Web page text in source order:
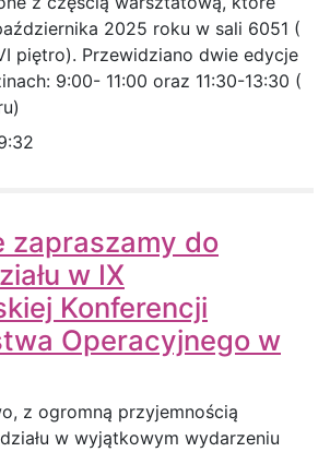
2025 roku w sali 6051 (
piętro). Przewidziano dwie edycje
9:00- 11:00 oraz 11:30-13:30 (
zapraszamy do
w IX
Konferencji
Operacyjnego w
z ogromną przyjemnością
w wyjątkowym wydarzeniu